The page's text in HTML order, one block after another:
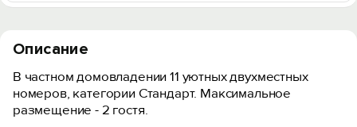
Описание
В частном домовладении 11 уютных двухместных
номеров, категории Стандарт. Максимальное
размещение - 2 гостя.